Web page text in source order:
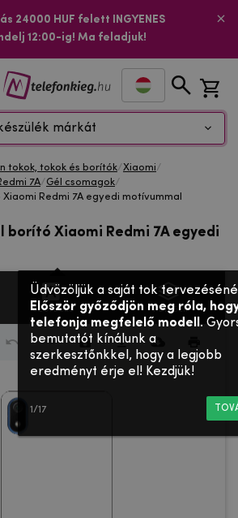
24000 HUF felett INGYENES
12:00-ig! Ma feladjuk!
márkát
tokok, tokok és borítók/Xiaomi/
7A/Gél csomagok/
Redmi 7A egyedi motívummal
borító Xiaomi Redmi 7A egyedi
SZÖVEGES RÉTEGEK
Üdvözöljük a saját tok
Először győződjön meg róla,
telefonja megfelelő modell .
bemutatót kínálunk a
szerkesztőnkkel, hogy a legjobb
eredményt érje el! Kezdjük!
1/17